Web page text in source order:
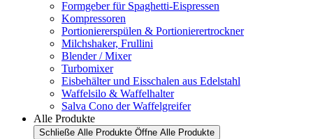
Formgeber für Spaghetti-Eispressen
Kompressoren
Portioniererspülen & Portionierertrockner
Milchshaker, Frullini
Blender / Mixer
Turbomixer
Eisbehälter und Eisschalen aus Edelstahl
Waffelsilo & Waffelhalter
Salva Cono der Waffelgreifer
Alle Produkte
Schließe Alle Produkte Öffne Alle Produkte